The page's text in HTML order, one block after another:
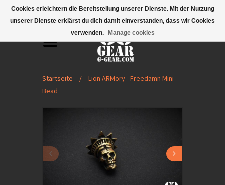
Mobile Menu
Startseite /
Lion ARMory - Freedamn Mini
Bead
Cookies erleichtern die Bereitstellung unserer Dienste. Mit der Nutzung
unserer Dienste erklärst du dich damit einverstanden, dass wir Cookies
verwenden.
Manage cookies